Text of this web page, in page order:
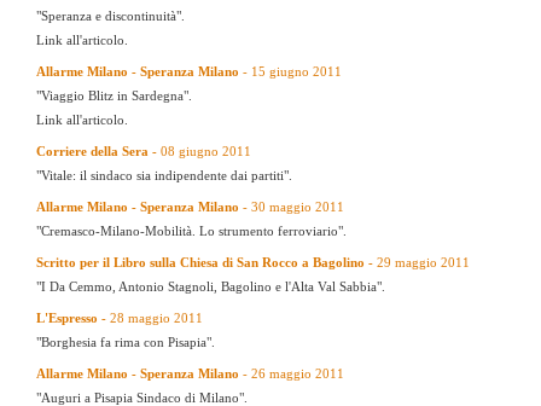
"Speranza e discontinuità".
Link all'articolo.
Allarme Milano - Speranza Milano - 15 giugno 2011
"Viaggio Blitz in Sardegna".
Link all'articolo.
Corriere della Sera - 08 giugno 2011
"Vitale: il sindaco sia indipendente dai partiti".
Allarme Milano - Speranza Milano - 30 maggio 2011
"Cremasco-Milano-Mobilità. Lo strumento ferroviario".
Scritto per il Libro sulla Chiesa di San Rocco a Bagolino - 29 maggio 2011
"I Da Cemmo, Antonio Stagnoli, Bagolino e l'Alta Val Sabbia".
L'Espresso - 28 maggio 2011
"Borghesia fa rima con Pisapia".
Allarme Milano - Speranza Milano - 26 maggio 2011
"Auguri a Pisapia Sindaco di Milano".